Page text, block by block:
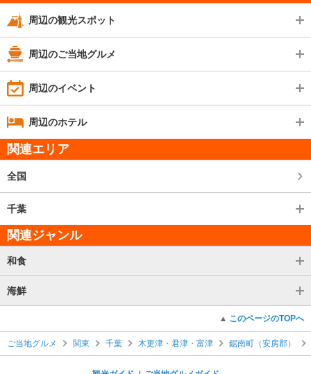
周辺の観光スポット
周辺のご当地グルメ
周辺のイベント
周辺のホテル
関連エリア
全国
千葉
関連ジャンル
和食
海鮮
このページのTOPへ
ご当地グルメ 関東 千葉 木更津・君津・富津 鋸南町（安房郡）